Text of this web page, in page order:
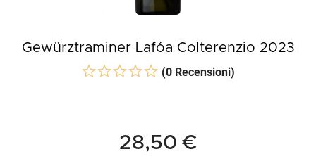
Gewürztraminer Lafóa Colterenzio 2023
(0 Recensioni)
28,50 €